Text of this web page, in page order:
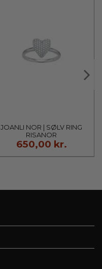
JOANLI NOR | SØLV RING
RISANOR
650,00 kr.